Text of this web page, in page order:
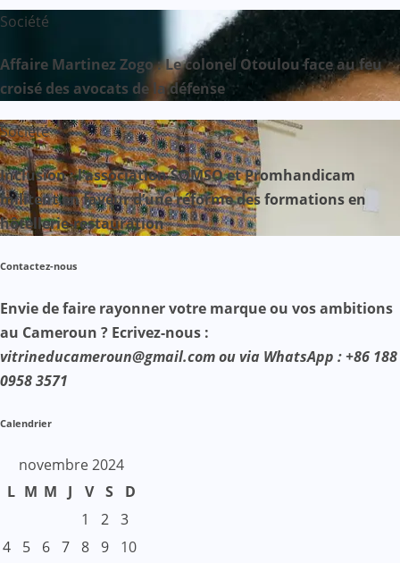
Société
Affaire Martinez Zogo : Le colonel Otoulou face au feu
croisé des avocats de la défense
Société
Inclusion : l’association SOMSO et Promhandicam
militent en faveur d’une réforme des formations en
hôtellerie-restauration
Contactez-nous
Envie de faire rayonner votre marque ou vos ambitions
au Cameroun ? Ecrivez-nous :
vitrineducameroun@gmail.com ou via WhatsApp : +86 188
0958 3571
Calendrier
novembre 2024
L M M J V S
D
1
2 3
4
5 6 7 8 9 10